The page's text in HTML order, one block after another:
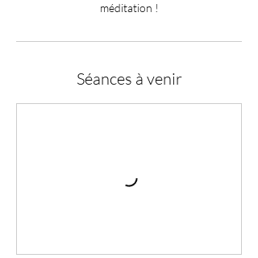
méditation !
Séances à venir